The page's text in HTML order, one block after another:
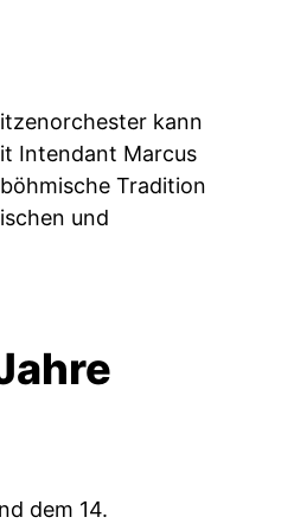
kann
Intendant Marcus
Tradition
und
dem 14.